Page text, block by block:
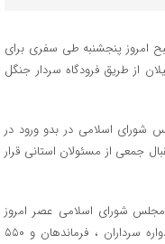
امروز پنجشنبه طی سفری برای
از طریق فرودگاه سردار جنگل
شورای اسلامی در بدو ورود در
جمعی از مسئولان استانی قرار
شورای اسلامی عصر امروز
همزمان با دومین روز از هفته دفاع مقدس دریادواره سرداران ، فرماندهان و ۵۵۰